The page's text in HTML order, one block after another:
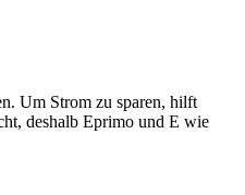
Um Strom zu sparen, hilft
deshalb Eprimo und E wie